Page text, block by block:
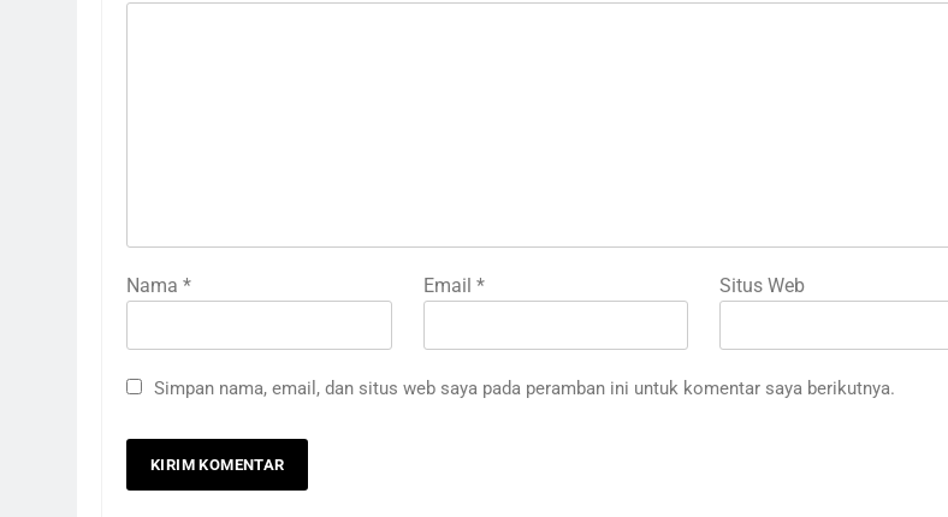
Nama * Email * Situs Web
Simpan nama, email, dan situs web saya pada peramban ini untuk komentar saya berikutnya.